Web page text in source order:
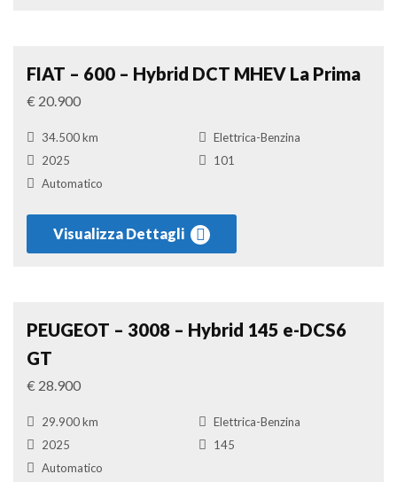
Confronta
FIAT – 600 – Hybrid DCT MHEV La Prima
€ 20.900
34.500 km
Elettrica-Benzina
2025
101
Automatico
Visualizza Dettagli
Confronta
PEUGEOT – 3008 – Hybrid 145 e-DCS6
GT
€ 28.900
29.900 km
Elettrica-Benzina
2025
145
Automatico